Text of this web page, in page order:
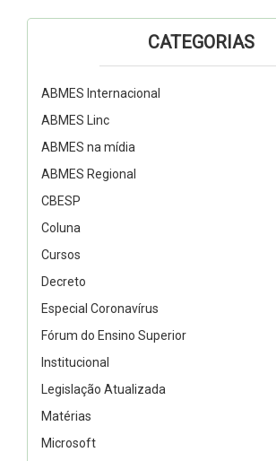
CATEGORIAS
ABMES Internacional
ABMES Linc
ABMES na mídia
ABMES Regional
CBESP
Coluna
Cursos
Decreto
Especial Coronavírus
Fórum do Ensino Superior
Institucional
Legislação Atualizada
Matérias
Microsoft